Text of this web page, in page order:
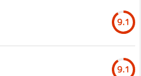
9.1
9.1